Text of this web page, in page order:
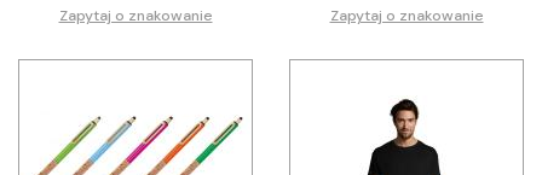
Zapytaj o znakowanie
Zapytaj o znakowanie